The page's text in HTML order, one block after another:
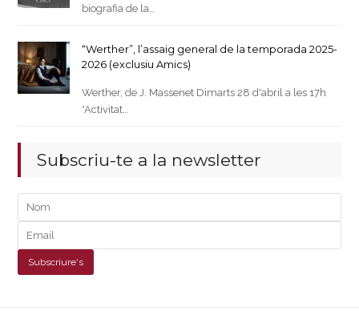
biografia de la…
“Werther”, l’assaig general de la temporada 2025-
2026 (exclusiu Amics)
Werther, de J. Massenet Dimarts 28 d'abril a les 17h
*Activitat…
Subscriu-te a la newsletter